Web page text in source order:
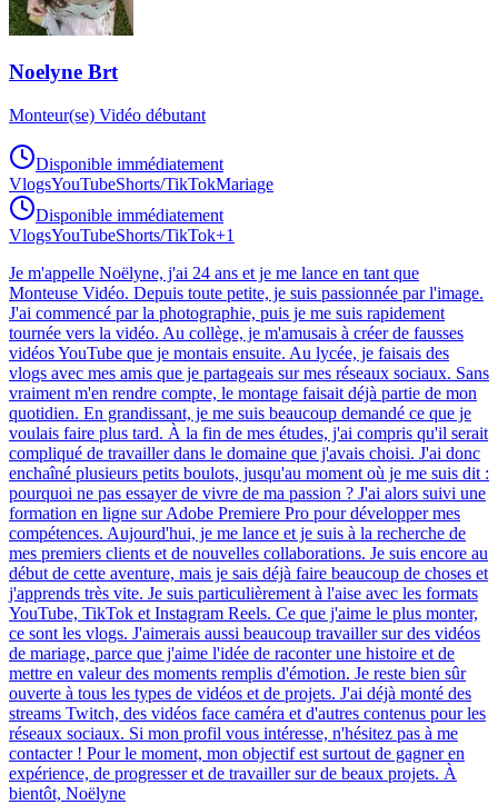
Noelyne Brt
Monteur(se) Vidéo débutant
Disponible immédiatement
VlogsYouTubeShorts/TikTokMariage
Disponible immédiatement
VlogsYouTubeShorts/TikTok+1
Je m'appelle Noëlyne, j'ai 24 ans et je me lance en tant que
Monteuse Vidéo. Depuis toute petite, je suis passionnée par l'image.
J'ai commencé par la photographie, puis je me suis rapidement
tournée vers la vidéo. Au collège, je m'amusais à créer de fausses
vidéos YouTube que je montais ensuite. Au lycée, je faisais des
vlogs avec mes amis que je partageais sur mes réseaux sociaux. Sans
vraiment m'en rendre compte, le montage faisait déjà partie de mon
quotidien. En grandissant, je me suis beaucoup demandé ce que je
voulais faire plus tard. À la fin de mes études, j'ai compris qu'il serait
compliqué de travailler dans le domaine que j'avais choisi. J'ai donc
enchaîné plusieurs petits boulots, jusqu'au moment où je me suis dit :
pourquoi ne pas essayer de vivre de ma passion ? J'ai alors suivi une
formation en ligne sur Adobe Premiere Pro pour développer mes
compétences. Aujourd'hui, je me lance et je suis à la recherche de
mes premiers clients et de nouvelles collaborations. Je suis encore au
début de cette aventure, mais je sais déjà faire beaucoup de choses et
j'apprends très vite. Je suis particulièrement à l'aise avec les formats
YouTube, TikTok et Instagram Reels. Ce que j'aime le plus monter,
ce sont les vlogs. J'aimerais aussi beaucoup travailler sur des vidéos
de mariage, parce que j'aime l'idée de raconter une histoire et de
mettre en valeur des moments remplis d'émotion. Je reste bien sûr
ouverte à tous les types de vidéos et de projets. J'ai déjà monté des
streams Twitch, des vidéos face caméra et d'autres contenus pour les
réseaux sociaux. Si mon profil vous intéresse, n'hésitez pas à me
contacter ! Pour le moment, mon objectif est surtout de gagner en
expérience, de progresser et de travailler sur de beaux projets. À
bientôt, Noëlyne